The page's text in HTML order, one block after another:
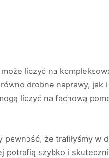
liczyć na
drobne naprawy, jak
liczyć na fachową
że trafiłyśmy w
szybko i